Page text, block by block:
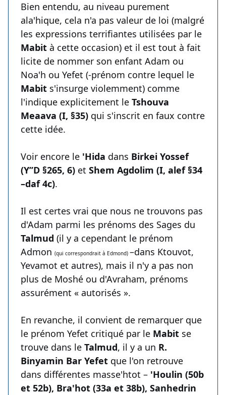
Bien entendu, au niveau purement
ala'hique, cela n'a pas valeur de loi (malgré
les expressions terrifiantes utilisées par le
Mabit à cette occasion) et il est tout à fait
licite de nommer son enfant Adam ou
Noa'h ou Yefet (-prénom contre lequel le
Mabit s'insurge violemment) comme
l'indique explicitement le Tshouva
Meaava (I, §35) qui s'inscrit en faux contre
cette idée.
Voir encore le 'Hida dans Birkei Yossef
(Y’’D §265, 6) et Shem Agdolim (I, alef §34
–daf 4c).
Il est certes vrai que nous ne trouvons pas
d'Adam parmi les prénoms des Sages du
Talmud (il y a cependant le prénom
Admon (qui correspondrait à Edmond) –dans Ktouvot,
Yevamot et autres), mais il n'y a pas non
plus de Moshé ou d'Avraham, prénoms
assurément « autorisés ».
En revanche, il convient de remarquer que
le prénom Yefet critiqué par le Mabit se
trouve dans le Talmud, il y a un R.
Binyamin Bar Yefet que l'on retrouve
dans différentes masse'htot – 'Houlin (50b
et 52b), Bra'hot (33a et 38b), Sanhedrin